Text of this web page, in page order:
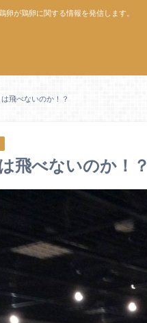
が鶏卵に関する情報を発信します。
飛べないのか！？
飛べないのか！？